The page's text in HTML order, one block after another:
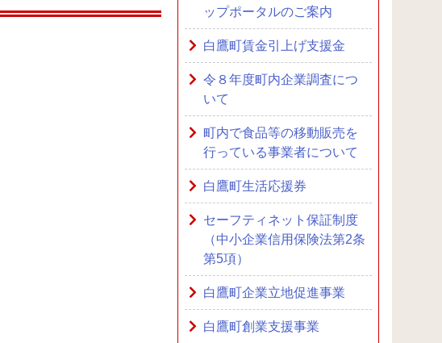
ップポータルのご案内
白鷹町賃金引上げ支援金
令８年度町内企業調査につ
いて
町内で食品等の移動販売を
行っている事業者について
白鷹町生活応援券
セーフティネット保証制度
（中小企業信用保険法第2条
第5項）
白鷹町企業立地促進事業
白鷹町創業支援事業